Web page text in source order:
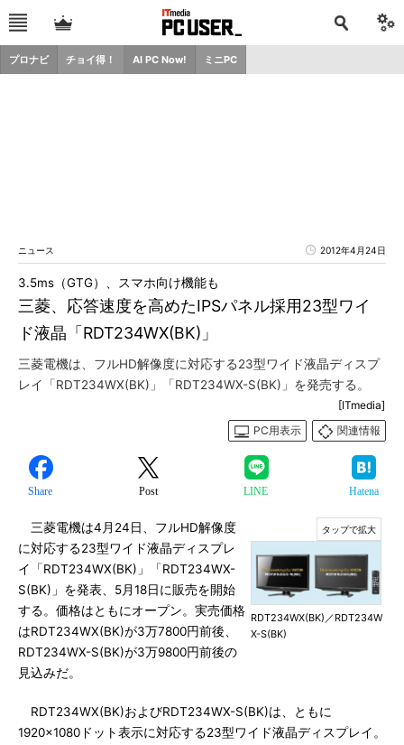
プロナビ チョイ得！ AI PC Now! ミニPC
ニュース 2012年4月24日
三菱、応答速度を高めたIPSパネル採用23型ワイ
ド液晶「RDT234WX(BK)」
3.5ms（GTG）、スマホ向け機能も
三菱電機は、フルHD解像度に対応する23型ワイド液晶ディスプ
レイ「RDT234WX(BK)」「RDT234WX-S(BK)」を発売する。
[ITmedia]
PC用表示
関連情報
Share Post LINE Hatena
RDT234WX(BK)／RDT234W
X-S(BK)
三菱電機は4月24日、フルHD解像度
に対応する23型ワイド液晶ディスプレ
イ「RDT234WX(BK)」「RDT234WX-
S(BK)」を発表、5月18日に販売を開始
する。価格はともにオープン。実売価格
はRDT234WX(BK)が3万7800円前後、
RDT234WX-S(BK)が3万9800円前後の
見込みだ。
RDT234WX(BK)およびRDT234WX-S(BK)は、ともに
1920×1080ドット表示に対応する23型ワイド液晶ディスプレイ。